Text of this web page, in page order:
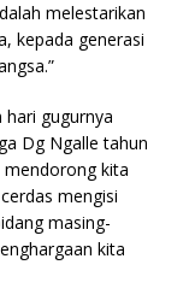
melestarikan
kepada generasi
gugurnya
Dg Ngalle tahun
kita
mengisi
masing-
kita